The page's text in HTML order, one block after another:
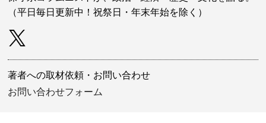
（平日毎日更新中！祝祭日・年末年始を除く）
著者への取材依頼・お問い合わせ
お問い合わせフォーム